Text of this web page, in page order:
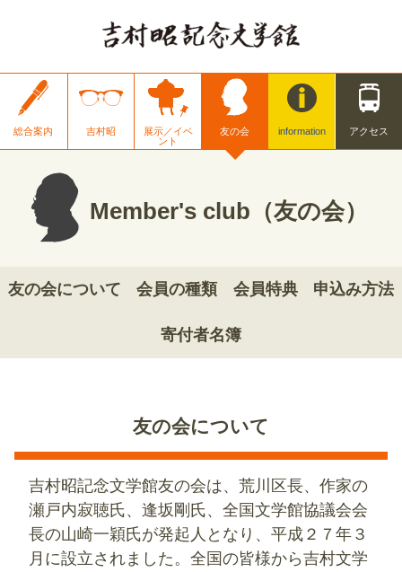
総合案内 吉村昭
展示／イベ
ント
友の会 information アクセス
Member's club（友の会）
友の会について 会員の種類 会員特典 申込み方法
寄付者名簿
友の会について
吉村昭記念文学館友の会は、荒川区長、作家の
瀬戸内寂聴氏、逢坂剛氏、全国文学館協議会会
長の山崎一穎氏が発起人となり、平成２７年３
月に設立されました。全国の皆様から吉村文学